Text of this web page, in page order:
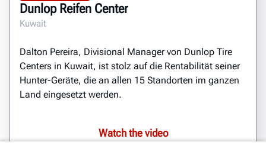
Dunlop Reifen Center
Kuwait
Dalton Pereira, Divisional Manager von Dunlop Tire
Centers in Kuwait, ist stolz auf die Rentabilität seiner
Hunter-Geräte, die an allen 15 Standorten im ganzen
Land eingesetzt werden.
Watch the video